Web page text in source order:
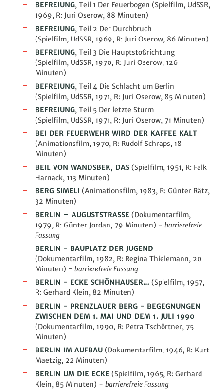
BEFREIUNG, Teil 1 Der Feuerbogen (Spielfilm, UdSSR,
1969, R: Juri Oserow, 88 Minuten)
BEFREIUNG, Teil 2 Der Durchbruch
(Spielfilm, UdSSR, 1969, R: Juri Oserow, 86 Minuten)
BEFREIUNG, Teil 3 Die Hauptstoßrichtung
(Spielfilm, UdSSR, 1970, R: Juri Oserow, 126
Minuten)
BEFREIUNG, Teil 4 Die Schlacht um Berlin
(Spielfilm, UdSSR, 1971, R: Juri Oserow, 85 Minuten)
BEFREIUNG, Teil 5 Der letzte Sturm
(Spielfilm, UdSSR, 1971, R: Juri Oserow, 71 Minuten)
BEI DER FEUERWEHR WIRD DER KAFFEE KALT
(Animationsfilm, 1970, R: Rudolf Schraps, 18
Minuten)
BEIL VON WANDSBEK, DAS (Spielfilm, 1951, R: Falk
Harnack, 113 Minuten)
BERG SIMELI (Animationsfilm, 1983, R: Günter Rätz,
32 Minuten)
BERLIN – AUGUSTSTRASSE (Dokumentarfilm,
1979, R: Günter Jordan, 79 Minuten) - barrierefreie
Fassung
BERLIN - BAUPLATZ DER JUGEND
(Dokumentarfilm, 1982, R: Regina Thielemann, 20
Minuten) - barrierefreie Fassung
BERLIN - ECKE SCHÖNHAUSER… (Spielfilm, 1957,
R: Gerhard Klein, 82 Minuten)
BERLIN - PRENZLAUER BERG - BEGEGNUNGEN
ZWISCHEN DEM 1. MAI UND DEM 1. JULI 1990
(Dokumentarfilm, 1990, R: Petra Tschörtner, 75
Minuten)
BERLIN IM AUFBAU (Dokumentarfilm, 1946, R: Kurt
Maetzig, 22 Minuten)
BERLIN UM DIE ECKE (Spielfilm, 1965, R: Gerhard
Klein, 85 Minuten) - barrierefreie Fassung